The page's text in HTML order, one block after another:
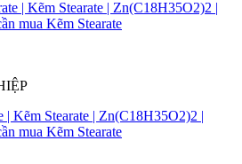
| Kẽm Stearate | Zn(C18H35O2)2 |
mua Kẽm Stearate